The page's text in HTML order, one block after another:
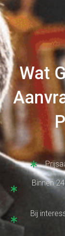
Wat
Binnen
Bij